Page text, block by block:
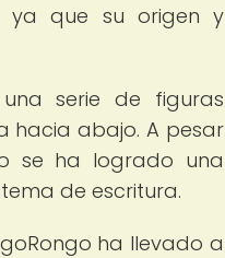
ya que su origen y
serie de figuras
hacia abajo. A pesar
se ha logrado una
de escritura.
ha llevado a